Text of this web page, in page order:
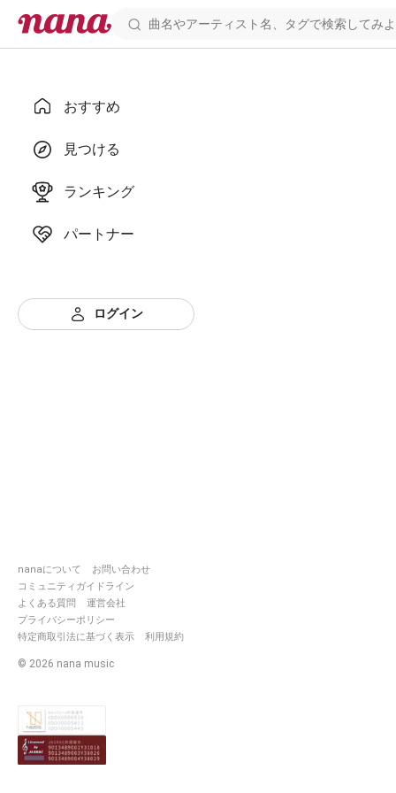
おすすめ
見つける
ランキング
パートナー
ログイン
nanaについて
お問い合わせ
コミュニティガイドライン
よくある質問
運営会社
プライバシーポリシー
特定商取引法に基づく表示
利用規約
© 2026 nana music